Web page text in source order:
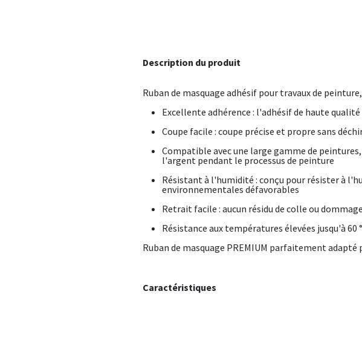
Description du produit
Ruban de masquage adhésif pour travaux de
Excellente adhérence : l'adhésif de haute
Coupe facile : coupe précise et propre sans
Compatible avec une large gamme de
l'argent pendant le processus de peinture
Résistant à l'humidité : conçu pour résister à
environnementales défavorables
Retrait facile : aucun résidu de colle ou
Résistance aux températures élevées jusqu'à
Ruban de masquage PREMIUM parfaitement adapté
Caractéristiques